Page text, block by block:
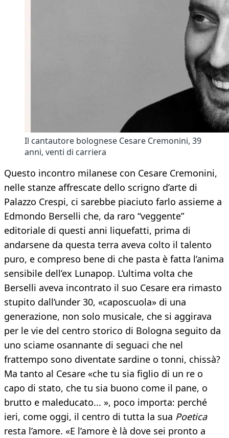
Il cantautore bolognese Cesare Cremonini, 39
anni, venti di carriera
Questo incontro milanese con Cesare Cremonini,
nelle stanze affrescate dello scrigno d’arte di
Palazzo Crespi, ci sarebbe piaciuto farlo assieme a
Edmondo Berselli che, da raro “veggente”
editoriale di questi anni liquefatti, prima di
andarsene da questa terra aveva colto il talento
puro, e compreso bene di che pasta è fatta l’anima
sensibile dell’ex Lunapop. L’ultima volta che
Berselli aveva incontrato il suo Cesare era rimasto
stupito dall’under 30, «caposcuola» di una
generazione, non solo musicale, che si aggirava
per le vie del centro storico di Bologna seguito da
uno sciame osannante di seguaci che nel
frattempo sono diventate sardine o tonni, chissà?
Ma tanto al Cesare «che tu sia figlio di un re o
capo di stato, che tu sia buono come il pane, o
brutto e maleducato... », poco importa: perché
ieri, come oggi, il centro di tutta la sua Poetica
resta l’amore. «E l’amore è là dove sei pronto a